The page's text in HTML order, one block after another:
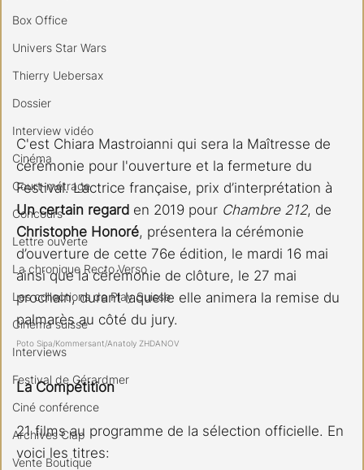
Box Office
Univers Star Wars
Thierry Uebersax
Dossier
Interview vidéo
Cinéma
Court-métrage
Concours
Lettre ouverte
La chronique Recto Verso
Les collections de Play Suisse
Cinéma suisse
Interviews
Festival de Gérardmer
Ciné conférence
Archives Clap
Vente Boutique
C'est Chiara Mastroianni qui sera la Maîtresse de
cérémonie pour l'ouverture et la fermeture du
Festival. L’actrice française, prix d’interprétation à
Un certain regard en 2019 pour Chambre 212, de
Christophe Honoré, présentera la cérémonie
d’ouverture de cette 76e édition, le mardi 16 mai
ainsi que la cérémonie de clôture, le 27 mai
prochain, durant laquelle elle animera la remise du
palmarès au côté du jury.
Poto Sipa/Kommersant/Anatoly ZHDANOV
La Compétition
21 films au programme de la sélection officielle. En
voici les titres: